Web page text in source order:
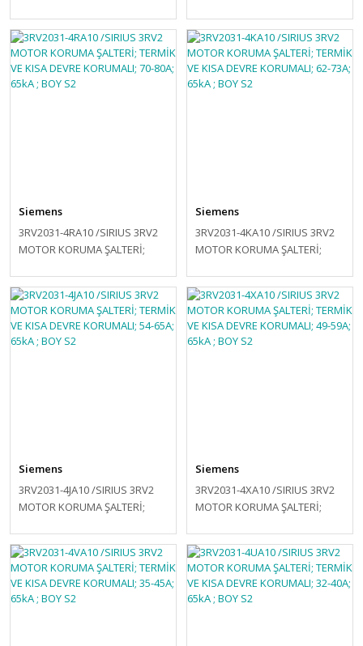
KORUMALI; 57-75A; 65kA ; BOY
S3
KORUMALI; 45-63A; 65kA ; BOY
S3
Siemens
3RV2031-4RA10 /SIRIUS 3RV2
MOTOR KORUMA ŞALTERİ;
KORUMALI; 70-80A; 65kA ; BOY
S2
Siemens
3RV2031-4KA10 /SIRIUS 3RV2
MOTOR KORUMA ŞALTERİ;
KORUMALI; 62-73A; 65kA ; BOY
S2
Siemens
3RV2031-4JA10 /SIRIUS 3RV2
MOTOR KORUMA ŞALTERİ;
KORUMALI; 54-65A; 65kA ; BOY
S2
Siemens
3RV2031-4XA10 /SIRIUS 3RV2
MOTOR KORUMA ŞALTERİ;
KORUMALI; 49-59A; 65kA ; BOY
S2